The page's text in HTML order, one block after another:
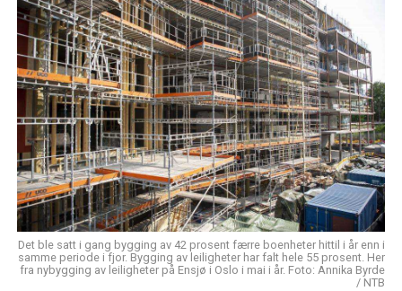
Det ble satt i gang bygging av 42 prosent færre boenheter hittil i år enn i
samme periode i fjor. Bygging av leiligheter har falt hele 55 prosent. Her
fra nybygging av leiligheter på Ensjø i Oslo i mai i år. Foto: Annika Byrde
/ NTB